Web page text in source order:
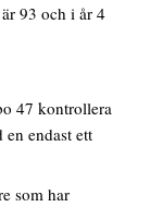
93 och i år 4
47 kontrollera
endast ett
som har